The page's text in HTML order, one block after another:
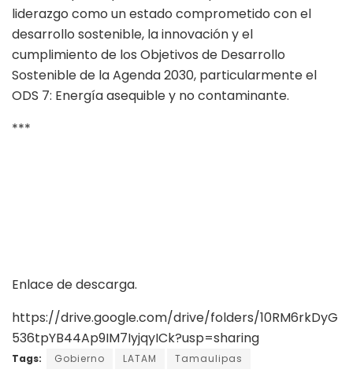
liderazgo como un estado comprometido con el
desarrollo sostenible, la innovación y el
cumplimiento de los Objetivos de Desarrollo
Sostenible de la Agenda 2030, particularmente el
ODS 7: Energía asequible y no contaminante.
***
Enlace de descarga.
https://drive.google.com/drive/folders/10RM6rkDyG
536tpYB44Ap9IM7IyjqyICk?usp=sharing
Tags: Gobierno LATAM Tamaulipas